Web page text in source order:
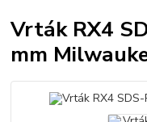
Vrták RX4
mm